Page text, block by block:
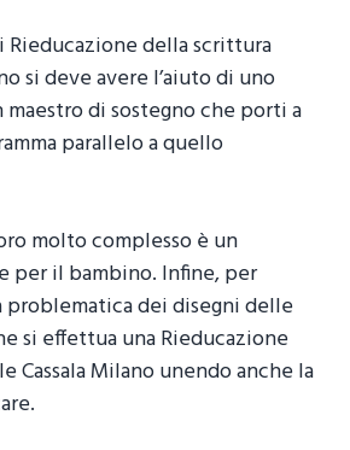
Rieducazione della scrittura
si deve avere l’aiuto di uno
di sostegno che porti a
parallelo a quello
molto complesso è un
per il bambino. Infine, per
problematica dei disegni delle
si effettua unaRieducazione
Cassala Milanounendo anche la